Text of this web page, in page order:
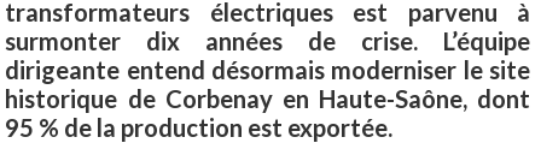
transformateurs électriques est parvenu à
surmonter dix années de crise. L’équipe
dirigeante entend désormais moderniser le site
historique de Corbenay en Haute-Saône, dont
95 % de la production est exportée.